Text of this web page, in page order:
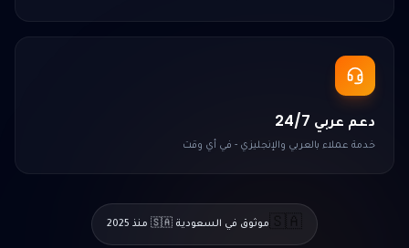
دعم عربي 24/7
خدمة عملاء بالعربي والإنجليزي - في أي وقت
🇸🇦موثوق في السعودية 🇸🇦 منذ 2025